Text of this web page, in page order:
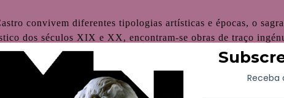
convivem diferentes tipologias artísticas e épocas, o
dos séculos XIX e XX, encontram-se obras de traço
da sua função inicial que se vê alterada ao integrar a
peças de um mesmo acervo que nos revelam os gostos
de curiosa compleição junta-se o quadro de João